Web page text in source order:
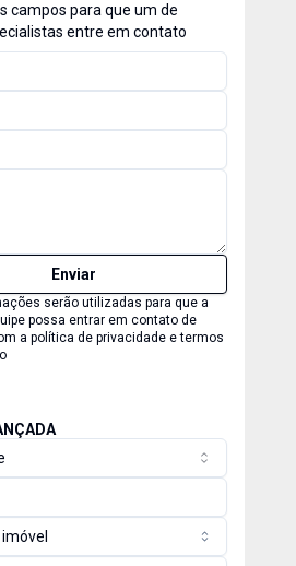
campos para que um de
entre em contato
Enviar
serão utilizadas para que a
possa entrar em contato de
a política de privacidade e termos